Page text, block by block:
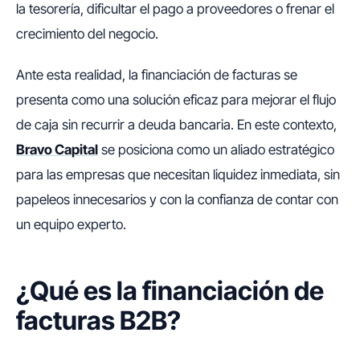
la tesorería, dificultar el pago a proveedores o frenar el
crecimiento del negocio.
Ante esta realidad, la financiación de facturas se
presenta como una solución eficaz para mejorar el flujo
de caja sin recurrir a deuda bancaria. En este contexto,
Bravo Capital se posiciona como un aliado estratégico
para las empresas que necesitan liquidez inmediata, sin
papeleos innecesarios y con la confianza de contar con
un equipo experto.
¿Qué es la financiación de
facturas B2B?